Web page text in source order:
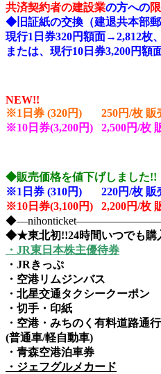
共済契約者の建設業の方への
◆旧証紙の交換（建退共本部郵
現行1日券320円額面→2,812枚、
または、現行10日券3,200円額
NEW!!
※1日券 (320円) 250円/
※10日券(3,200円) 2,500円
◆販売価格を値下げしました
※1日券 (310円) 220円/
※10日券(3,100円) 2,200円
◆★東北初!!24時間いつでも購
・JR東日本株主優待券
・JRきっぷ
・空港リムジンバス
・北星交通タクシークーポン
・切手・印紙
・空港・みちのく有料道路通
(普通車/軽自動車)
・青森空港泊車券
・ジェフグルメカード